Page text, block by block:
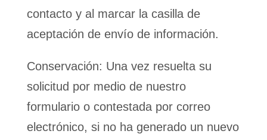
contacto y al marcar la casilla de
aceptación de envío de información.
Conservación: Una vez resuelta su
solicitud por medio de nuestro
formulario o contestada por correo
electrónico, si no ha generado un nuevo